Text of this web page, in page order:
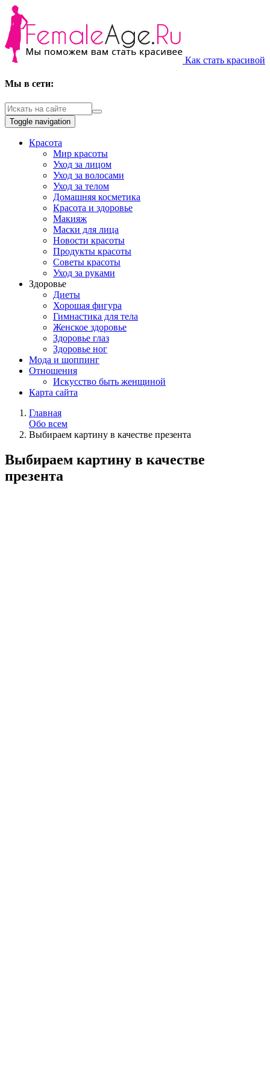
Как стать красивой
Мы в сети:
Toggle navigation
Красота
Мир красоты
Уход за лицом
Уход за волосами
Уход за телом
Домашняя косметика
Красота и здоровье
Макияж
Маски для лица
Новости красоты
Продукты красоты
Советы красоты
Уход за руками
Здоровье
Диеты
Хорошая фигура
Гимнастика для тела
Женское здоровье
Здоровье глаз
Здоровье ног
Мода и шоппинг
Отношения
Искусство быть женщиной
Карта сайта
Главная
Обо всем
Выбираем картину в качестве презента
Выбираем картину в качестве
презента